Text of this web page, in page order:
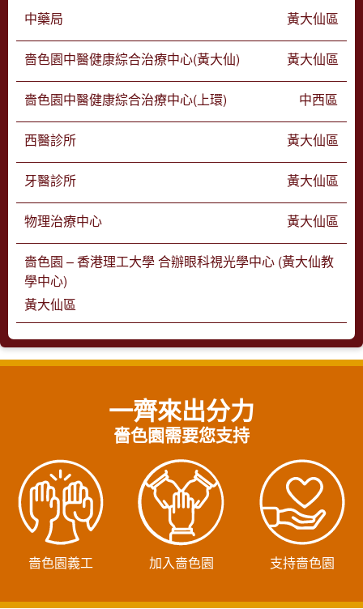
中藥局 黃大仙區
嗇色園中醫健康綜合治療中心(黃大仙) 黃大仙區
嗇色園中醫健康綜合治療中心(上環) 中西區
西醫診所 黃大仙區
牙醫診所 黃大仙區
物理治療中心 黃大仙區
嗇色園 – 香港理工大學 合辦眼科視光學中心 (黃大仙教
學中心)
黃大仙區
一齊來出分力
嗇色園需要您支持
嗇色園義工 加入嗇色園 支持嗇色園